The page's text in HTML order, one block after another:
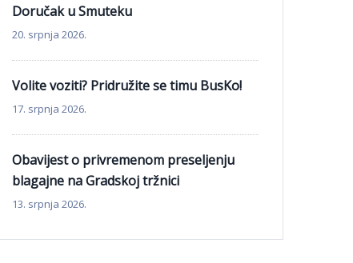
Doručak u Smuteku
20. srpnja 2026.
Volite voziti? Pridružite se timu BusKo!
17. srpnja 2026.
Obavijest o privremenom preseljenju
blagajne na Gradskoj tržnici
13. srpnja 2026.